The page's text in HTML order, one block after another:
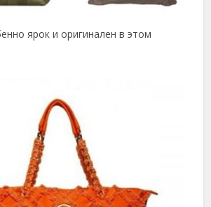
ярок и оригинален в этом